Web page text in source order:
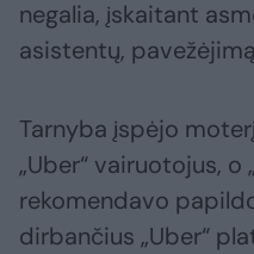
negalia, įskaitant
asistentų,
Tarnyba įspėjo
„Uber“ vairuotojus, o
rekomendavo
dirbančius „Uber“